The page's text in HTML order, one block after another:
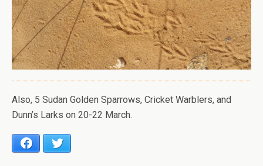
Also, 5 Sudan Golden Sparrows, Cricket Warblers, and
Dunn’s Larks on 20-22 March.
Facebook